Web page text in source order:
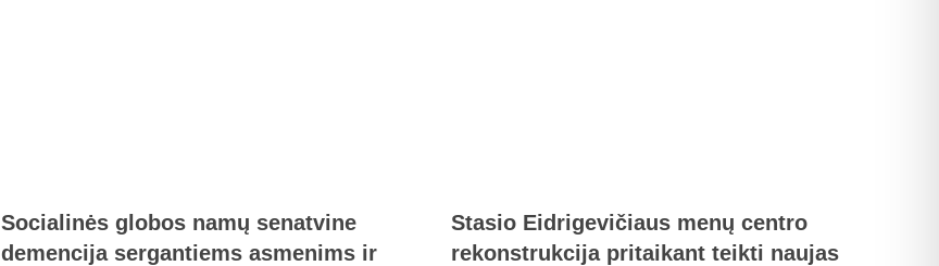
Socialinės globos namų senatvine
demencija sergantiems asmenims ir
Stasio Eidrigevičiaus menų centro
rekonstrukcija pritaikant teikti naujas